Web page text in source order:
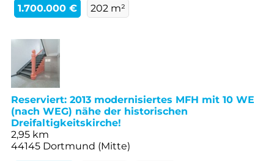
1.700.000 € 202 m²
Reserviert: 2013 modernisiertes MFH mit 10 WE
(nach WEG) nähe der historischen
Dreifaltigkeitskirche!
2,95 km
44145 Dortmund (Mitte)